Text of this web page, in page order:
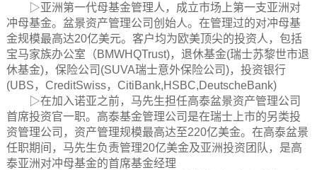
▷亚洲第一代母基金管理人，成立市场上第一支亚洲对
冲母基金。盆景资产管理公司创始人。在管理过的对冲母基
金规模最高达20亿美元。客户均为欧美顶尖的投资人，包括
宝马家族办公室（BMWHQTrust)，退休基金(瑞士苏黎世市退
休基金)，保险公司(SUVA瑞士意外保险公司)，投资银行
(UBS，CreditSwiss，CitiBank,HSBC,DeutscheBank)
▷在加入诺亚之前，马先生担任高泰盆景资产管理公司
首席投资官一职。高泰基金管理公司是在瑞士上市的另类投
资管理公司，资产管理规模最高达至220亿美金。在高泰盆景
任职期间，马先生负责管理20亿美金及亚洲投资团队，是高
泰亚洲对冲母基金的首席基金经理